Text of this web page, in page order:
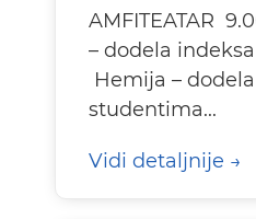
AMFITEATAR
– dodela
Hemija –
studentima...
Vidi detaljnije